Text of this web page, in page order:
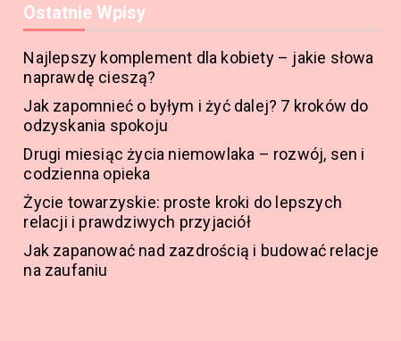
Ostatnie Wpisy
Najlepszy komplement dla kobiety – jakie słowa
naprawdę cieszą?
Jak zapomnieć o byłym i żyć dalej? 7 kroków do
odzyskania spokoju
Drugi miesiąc życia niemowlaka – rozwój, sen i
codzienna opieka
Życie towarzyskie: proste kroki do lepszych
relacji i prawdziwych przyjaciół
Jak zapanować nad zazdrością i budować relacje
na zaufaniu